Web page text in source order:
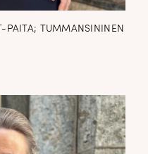
PAITA; TUMMANSININEN